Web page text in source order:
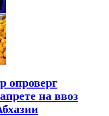
опроверг
на ввоз